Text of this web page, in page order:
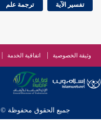
تفسير الآية ترجمة علم
وثيقة الخصوصية اتفاقية الخدمة
جميع الحقوق محفوظة © 2026 - 1998 لشبكة إسلام ويب